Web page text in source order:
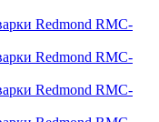
Redmond RMC-
Redmond RMC-
Redmond RMC-